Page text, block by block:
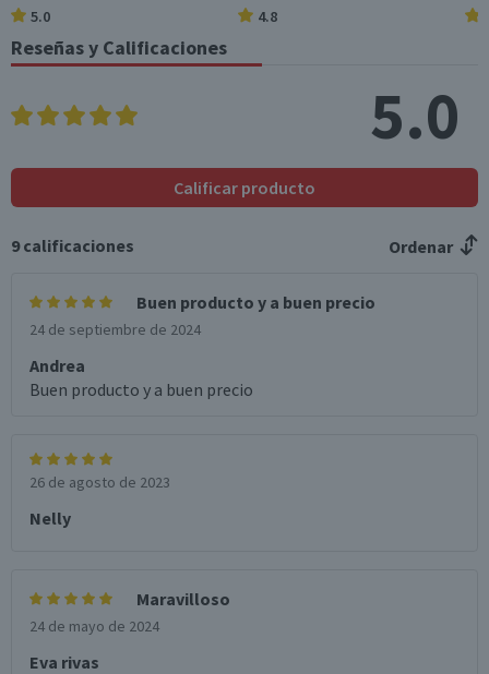
Caja
País de Origen
Chile
Sistema Cierre
Graduación Alcohólica
Nota
Por Ley la venta de alcohol está prohibida para menores
Garantía Mínima Legal
Válida hasta su fecha de caducidad
5.0 4.8
Reseñas y Calificaciones
5.0
Calificar producto
9 calificaciones Ordenar
Buen producto y a buen precio
24 de septiembre de 2024
Andrea
Buen producto y a buen precio
26 de agosto de 2023
Nelly
Maravilloso
24 de mayo de 2024
Eva rivas